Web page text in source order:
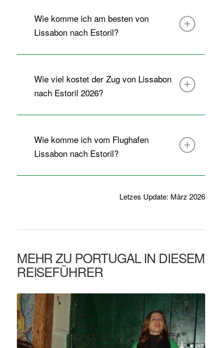
Wie komme ich am besten von
Lissabon nach Estoril?
Wie viel kostet der Zug von Lissabon
nach Estoril 2026?
Wie komme ich vom Flughafen
Lissabon nach Estoril?
Letzes Update: März 2026
MEHR ZU PORTUGAL IN DIESEM
REISEFÜHRER